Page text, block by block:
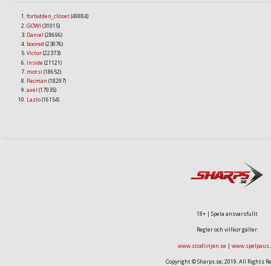
forbidden_closet(49884)
GOWI (31015)
Daniel (28696)
boored (23076)
Victor(22373)
Inside (21121)
motsi (18652)
Pacman (18297)
axel (17035)
Lazlo(16154)
18+ | Spela ansvarsfullt
Regler och villkor gäller
www.stodlinjen.se |
Copyright © Sharps.se, 2019. All Rights